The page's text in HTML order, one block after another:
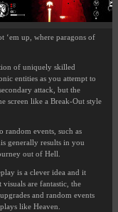
‘em up, where paragons of
of uniquely skilled
entities as you attempt to
attack, but the
screen like a Break-Out style
events, such as
generally results in you
out of Hell.
is a clever idea and it
visuals are fantastic, the
and random events
like Heaven.